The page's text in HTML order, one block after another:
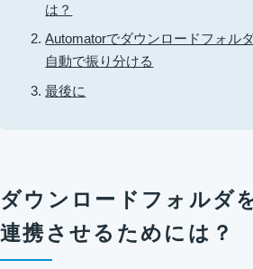
は？
Automatorでダウンロードフォル
自動で振り分ける
最後に
ダウンロードフォルダ
連携させるためには？